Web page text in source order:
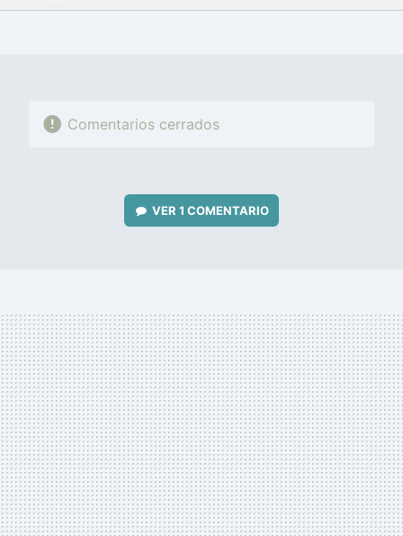
FACEBOOK
TWITTERFLIPBOARD
E-
WHATSAPP
Comentarios cerrados
VER 1 COMENTARIO